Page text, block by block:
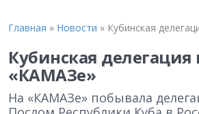
Главная » Новости » Кубинская
Кубинская делегация
«КАМАЗе»
На «КАМАЗе» побывала